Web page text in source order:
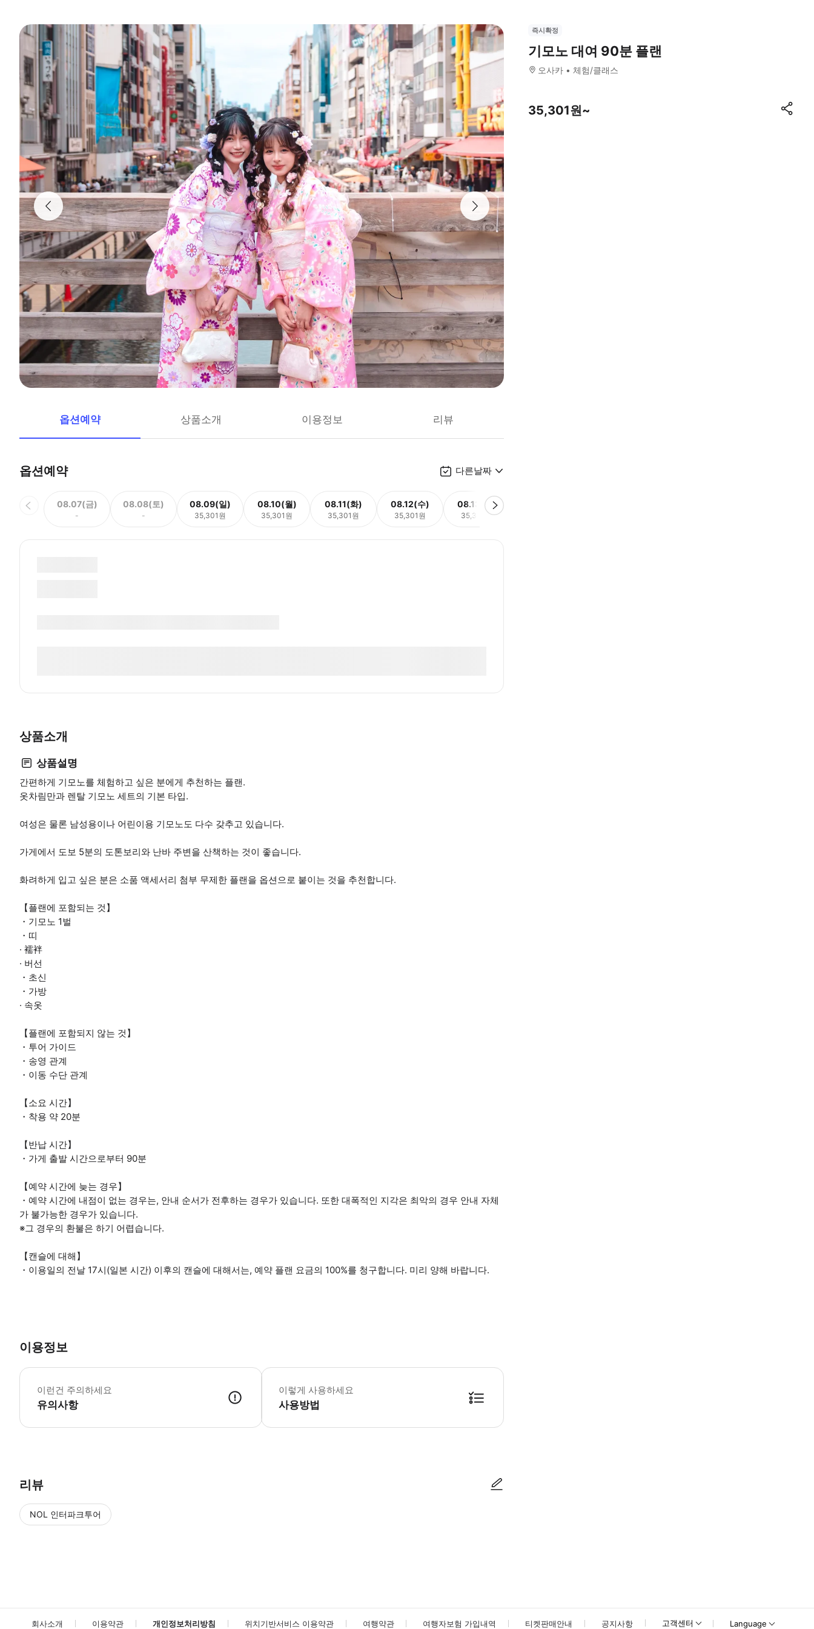
옵션예약 상품소개 이용정보 리뷰
옵션예약 다른날짜
08.07(금)
-
08.08(토)
-
08.09(일)
35,301원
08.10(월)
35,301원
08.11(화)
35,301원
08.12(수)
35,301원
08.13(목)
35,301원
상품소개
상품설명
간편하게 기모노를 체험하고 싶은 분에게 추천하는 플랜.
옷차림만과 렌탈 기모노 세트의 기본 타입.
여성은 물론 남성용이나 어린이용 기모노도 다수 갖추고 있습니다.
가게에서 도보 5분의 도톤보리와 난바 주변을 산책하는 것이 좋습니다.
화려하게 입고 싶은 분은 소품 액세서리 첨부 무제한 ​​플랜을 옵션으로 붙이는 것을 추천합니다.
【플랜에 포함되는 것】
・기모노 1벌
・띠
· 襦袢
· 버선
・초신
・가방
· 속옷
【플랜에 포함되지 않는 것】
・투어 가이드
・송영 관계
・이동 수단 관계
【소요 시간】
・착용 약 20분
【반납 시간】
・가게 출발 시간으로부터 90분
【예약 시간에 늦는 경우】
・예약 시간에 내점이 없는 경우는, 안내 순서가 전후하는 경우가 있습니다. 또한 대폭적인 지각은 최악의 경우 안내 자체
가 불가능한 경우가 있습니다.
※그 경우의 환불은 하기 어렵습니다.
【캔슬에 대해】
・이용일의 전날 17시(일본 시간) 이후의 캔슬에 대해서는, 예약 플랜 요금의 100%를 청구합니다. 미리 양해 바랍니다.
이용정보
이런건 주의하세요
유의사항
이렇게 사용하세요
사용방법
리뷰
NOL 인터파크투어
즉시확정
기모노 대여 90분 플랜
오사카 체험/클래스
35,301원~
회사소개 이용약관 개인정보처리방침 위치기반서비스 이용약관 여행약관 여행자보험 가입내역 티켓판매안내 공지사항 고객센터 Language